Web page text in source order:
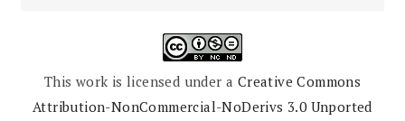
This work is licensed under a Creative Commons
Attribution-NonCommercial-NoDerivs 3.0 Unported